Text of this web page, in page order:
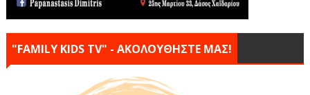
"FAMILY KIDS TV" - ΑΚΟΛΟΥΘΗΣΤΕ ΜΑΣ!